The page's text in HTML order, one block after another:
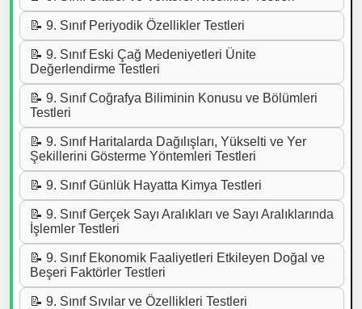
📝 9. Sınıf Periyodik Özellikler Testleri
📝 9. Sınıf Eski Çağ Medeniyetleri Ünite
Değerlendirme Testleri
📝 9. Sınıf Coğrafya Biliminin Konusu ve Bölümleri
Testleri
📝 9. Sınıf Haritalarda Dağılışları, Yükselti ve Yer
Şekillerini Gösterme Yöntemleri Testleri
📝 9. Sınıf Günlük Hayatta Kimya Testleri
📝 9. Sınıf Gerçek Sayı Aralıkları ve Sayı Aralıklarında
İşlemler Testleri
📝 9. Sınıf Ekonomik Faaliyetleri Etkileyen Doğal ve
Beşeri Faktörler Testleri
📝 9. Sınıf Sıvılar ve Özellikleri Testleri